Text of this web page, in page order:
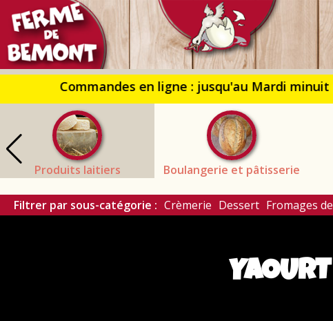
Bémont
Produits laitiers Boulangerie et pâtisserie
Filtrer par sous-catégorie : Crèmerie Dessert Fromages